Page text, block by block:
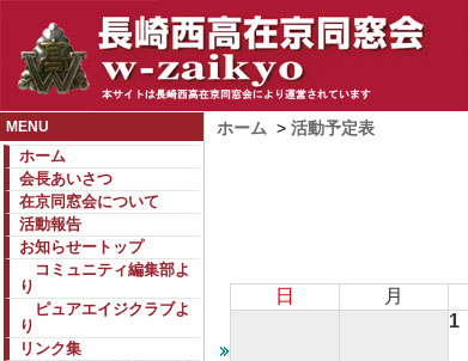
MENU
ホーム
会長あいさつ
在京同窓会について
活動報告
お知らせートップ
コミュニティ編集部よ
り
ピュアエイジクラブよ
り
リンク集
ホーム > 活動予定表
日 月
1